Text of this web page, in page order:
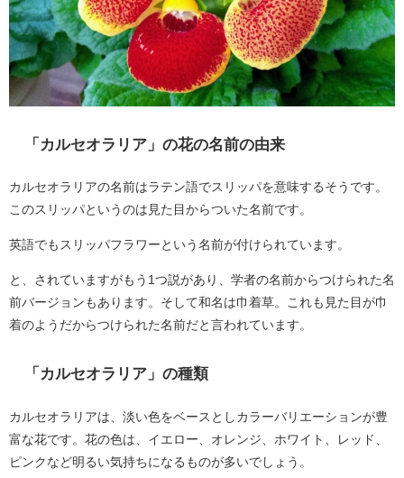
「カルセオラリア」の花の名前の由来
カルセオラリアの名前はラテン語でスリッパを意味するそうです。
このスリッパというのは見た目からついた名前です。
英語でもスリッパフラワーという名前が付けられています。
と、されていますがもう1つ説があり、学者の名前からつけられた名
前バージョンもあります。そして和名は巾着草。これも見た目が巾
着のようだからつけられた名前だと言われています。
「カルセオラリア」の種類
カルセオラリアは、淡い色をベースとしカラーバリエーションが豊
富な花です。花の色は、イエロー、オレンジ、ホワイト、レッド、
ピンクなど明るい気持ちになるものが多いでしょう。